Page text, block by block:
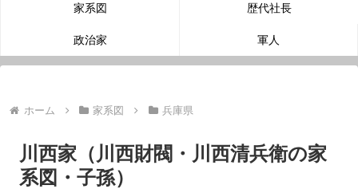
家系図 歴代社長
政治家 軍人
ホーム 家系図 兵庫県
川西家（川西財閥・川西清兵衛の家
系図・子孫）